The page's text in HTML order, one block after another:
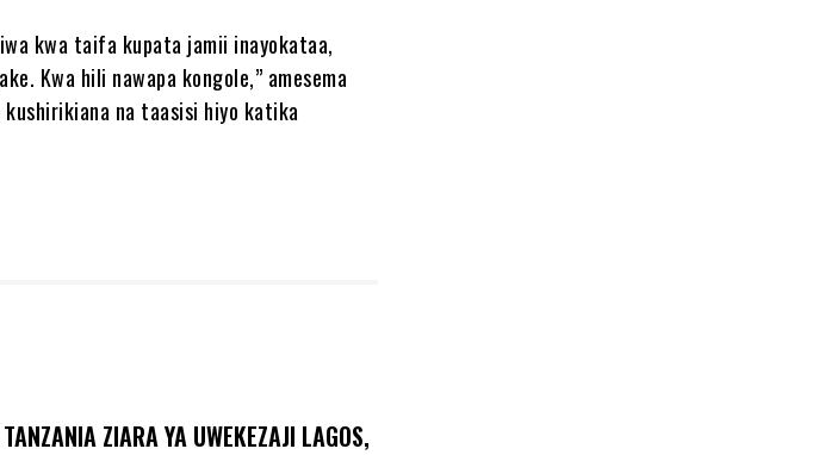
kwa taifa kupata jamii inayokataa,
Kwa hili nawapa kongole,” amesema
na taasisi hiyo katika
ZIARA YA UWEKEZAJI LAGOS,